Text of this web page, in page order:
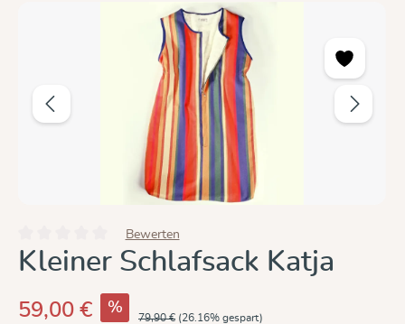
Durchschnittliche Bewertung von 0 von 5 Sternen
Bewerten
Kleiner Schlafsack Katja
59,00 € %
79,90 € (26.16% gespart)